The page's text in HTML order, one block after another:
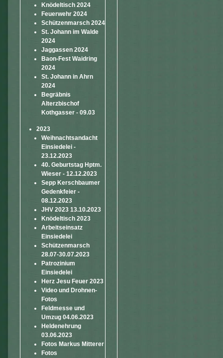
Knödeltisch 2024
Feuerwehr 2024
Schützenmarsch 2024
St. Johann im Walde
2024
Jaggassen 2024
Baon-Fest Waidring
2024
St. Johann in Ahrn
2024
Begräbnis
Alterzbischof
Kothgasser - 09.03
2023
Weihnachtsandacht
Einsiedelei -
23.12.2023
40. Geburtstag Hptm.
Wieser - 12.12.2023
Sepp Kerschbaumer
Gedenkfeier -
08.12.2023
JHV 2023 13.10.2023
Knödeltisch 2023
Arbeitseinsatz
Einsiedelei
Schützenmarsch
28.07-30.07.2023
Patrozinium
Einsiedelei
Herz Jesu Feuer 2023
Video und Drohnen-
Fotos
Feldmesse und
Umzug 04.06.2023
Heldenehrung
03.06.2023
Fotos Markus Mitterer
Fotos